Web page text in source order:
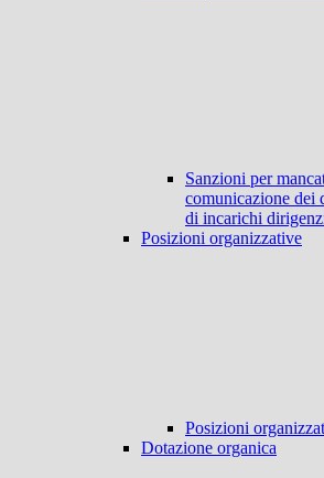
Sanzioni per
comunicazione dei
di incarichi
Posizioni organizzative
Posizioni
Dotazione organica